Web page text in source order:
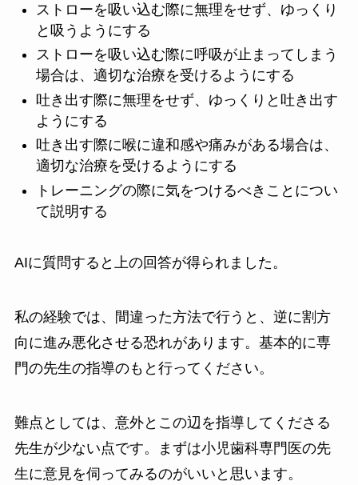
ストローを吸い込む際に無理をせず、ゆっくり
と吸うようにする
ストローを吸い込む際に呼吸が止まってしまう
場合は、適切な治療を受けるようにする
吐き出す際に無理をせず、ゆっくりと吐き出す
ようにする
吐き出す際に喉に違和感や痛みがある場合は、
適切な治療を受けるようにする
トレーニングの際に気をつけるべきことについ
て説明する
AIに質問すると上の回答が得られました。
私の経験では、間違った方法で行うと、逆に割方
向に進み悪化させる恐れがあります。基本的に専
門の先生の指導のもと行ってください。
難点としては、意外とこの辺を指導してくださる
先生が少ない点です。まずは小児歯科専門医の先
生に意見を伺ってみるのがいいと思います。